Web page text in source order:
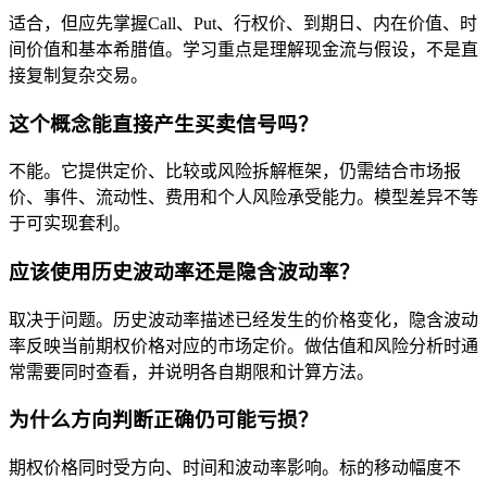
适合，但应先掌握Call、Put、行权价、到期日、内在价值、时
间价值和基本希腊值。学习重点是理解现金流与假设，不是直
接复制复杂交易。
这个概念能直接产生买卖信号吗？
不能。它提供定价、比较或风险拆解框架，仍需结合市场报
价、事件、流动性、费用和个人风险承受能力。模型差异不等
于可实现套利。
应该使用历史波动率还是隐含波动率？
取决于问题。历史波动率描述已经发生的价格变化，隐含波动
率反映当前期权价格对应的市场定价。做估值和风险分析时通
常需要同时查看，并说明各自期限和计算方法。
为什么方向判断正确仍可能亏损？
期权价格同时受方向、时间和波动率影响。标的移动幅度不